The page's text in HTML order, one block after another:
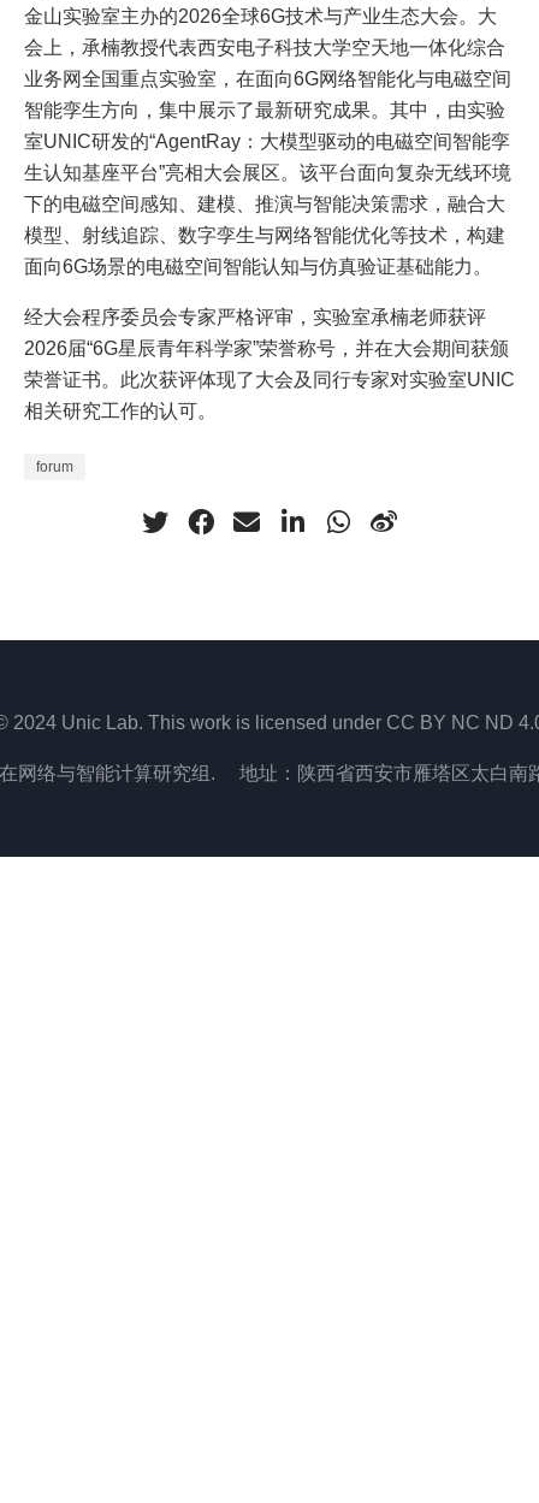
金山实验室主办的2026全球6G技术与产业生态大会。大
会上，承楠教授代表西安电子科技大学空天地一体化综合
业务网全国重点实验室，在面向6G网络智能化与电磁空间
智能孪生方向，集中展示了最新研究成果。其中，由实验
室UNIC研发的“AgentRay：大模型驱动的电磁空间智能孪
生认知基座平台”亮相大会展区。该平台面向复杂无线环境
下的电磁空间感知、建模、推演与智能决策需求，融合大
模型、射线追踪、数字孪生与网络智能优化等技术，构建
面向6G场景的电磁空间智能认知与仿真验证基础能力。
经大会程序委员会专家严格评审，实验室承楠老师获评
2026届“6G星辰青年科学家”荣誉称号，并在大会期间获颁
荣誉证书。此次获评体现了大会及同行专家对实验室UNIC
相关研究工作的认可。
forum
2024 Unic Lab. This work is licensed under CC BY NC ND
网络与智能计算研究组. 地址：陕西省西安市雁塔区太白南